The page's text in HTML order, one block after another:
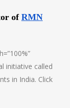
of RMN
initiative called
in India. Click